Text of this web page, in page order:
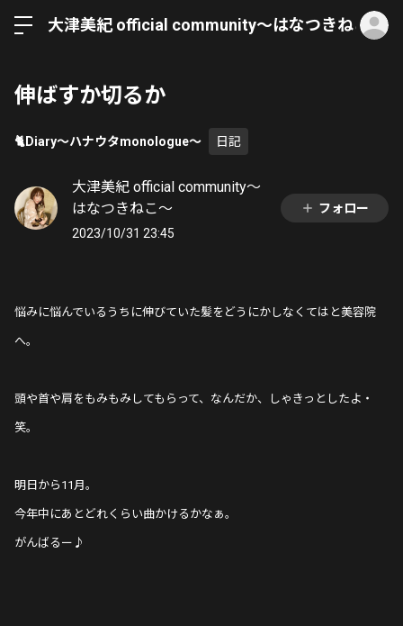
大津美紀 official community〜はなつきねこ〜
伸ばすか切るか
🐈Diary〜ハナウタmonologue〜 日記
大津美紀 official community〜
はなつきねこ〜
2023/10/31 23:45
フォロー
悩みに悩んでいるうちに伸びていた髪をどうにかしなくてはと美容院
へ。
頭や首や肩をもみもみしてもらって、なんだか、しゃきっとしたよ・
笑。
明日から11月。
今年中にあとどれくらい曲かけるかなぁ。
がんばるー♪